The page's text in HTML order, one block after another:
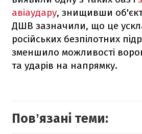
авіаудару, знищивши
ДШВ зазначили, що це
російських безпілотних
зменшило можливості
та ударів на напрямку.
Повʼязані теми: